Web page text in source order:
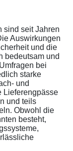
sind seit Jahren
Auswirkungen
und die
bedeutsam und
bei
starke
und
Lieferengpässe
und teils
Obwohl die
besteht,